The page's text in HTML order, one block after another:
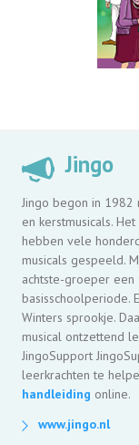
Jingo
Jingo begon in 1982
en kerstmusicals.
hebben vele
musicals gespeeld.
achtste-groeper
basisschoolperiode.
Winters sprookje.
musical ontzettend
JingoSupport
leerkrachten te
handleiding online.
www.jingo.nl